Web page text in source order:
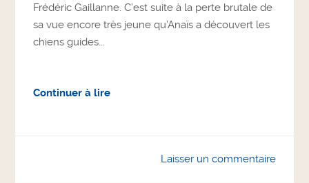
Frédéric Gaillanne. C’est suite à la perte brutale de
sa vue encore très jeune qu’Anaïs a découvert les
chiens guides...
Continuer à lire
Laisser un commentaire